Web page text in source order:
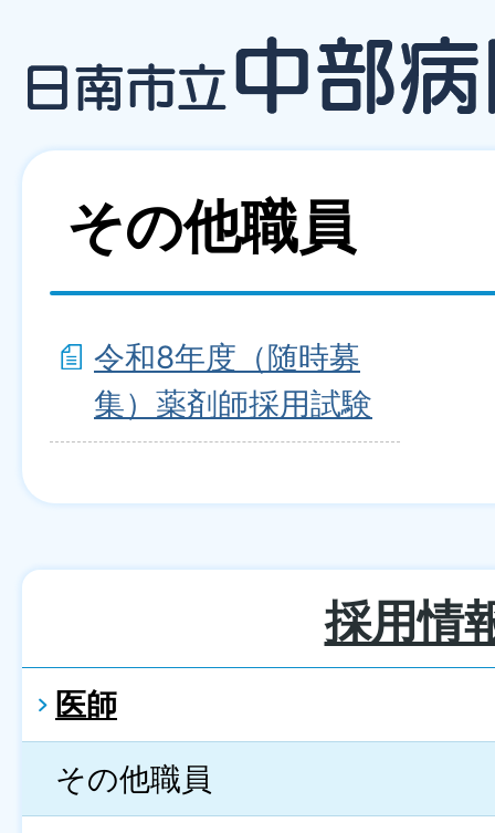
その他職員
令和8年度（随時募
集）薬剤師採用試験
採用情
医師
その他職員